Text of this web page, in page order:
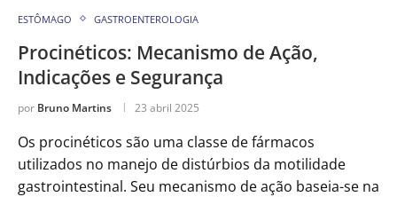
ESTÔMAGO GASTROENTEROLOGIA
Procinéticos: Mecanismo de Ação,
Indicações e Segurança
por Bruno Martins 23 abril 2025
Os procinéticos são uma classe de fármacos
utilizados no manejo de distúrbios da motilidade
gastrointestinal. Seu mecanismo de ação baseia-se na